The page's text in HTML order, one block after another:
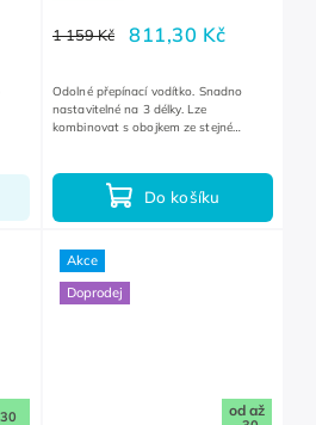
1 159 Kč 811,30 Kč
Do košíku
Odolné přepínací vodítko. Snadno
nastavitelné na 3 délky. Lze
kombinovat s obojkem ze stejné
Akce
Doprodej
od až